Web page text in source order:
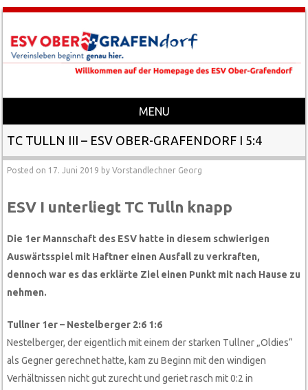
MENU
Skip to content
TC TULLN III – ESV OBER-GRAFENDORF I 5:4
Posted on 17. Juni 2019 byVorstandlechner Georg
ESV I unterliegt TC Tulln knapp
Die 1er Mannschaft des ESV hatte in diesem schwierigen
Auswärtsspiel mit Haftner einen Ausfall zu verkraften,
dennoch war es das erklärte Ziel einen Punkt mit nach Hause zu
nehmen.
Tullner 1er – Nestelberger 2:6 1:6
Nestelberger, der eigentlich mit einem der starken Tullner „Oldies“
als Gegner gerechnet hatte, kam zu Beginn mit den windigen
Verhältnissen nicht gut zurecht und geriet rasch mit 0:2 in